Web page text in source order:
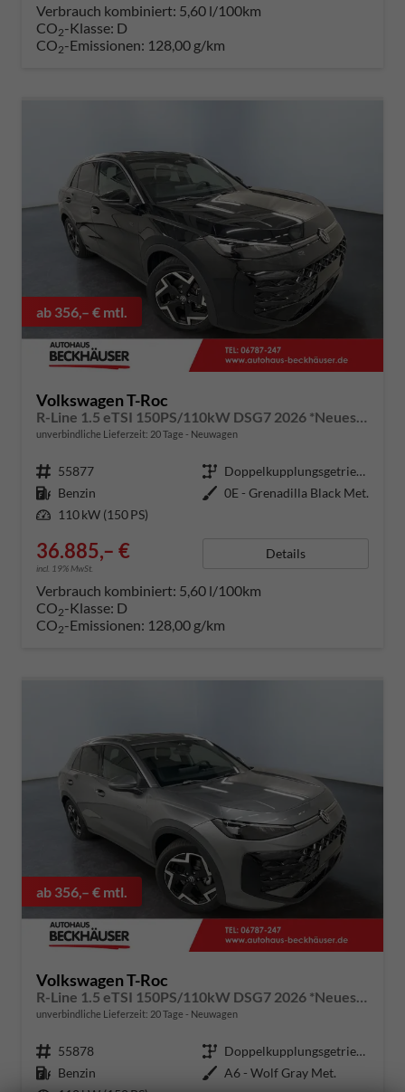
Verbrauch kombiniert: 5,60 l/100km
CO2-Klasse: D
CO2-Emissionen: 128,00 g/km
ab 356,– € mtl.
Volkswagen T-Roc
R-Line 1.5 eTSI 150PS/110kW DSG7 2026 *Neues Modell* | +AHK+PARK ASSIST PLUS+18"ALU
unverbindliche Lieferzeit: 20 Tage Neuwagen
Fahrzeugnummer 55877 Getriebe
Doppelkupplungsgetriebe (DSG)
Kraftstoff Benzin Außenfarbe 0E - Grenadilla Black Met.
Leistung 110 kW (150 PS)
36.885,– €
incl. 19% MwSt.
Details
Verbrauch kombiniert: 5,60 l/100km
CO2-Klasse: D
CO2-Emissionen: 128,00 g/km
ab 356,– € mtl.
Volkswagen T-Roc
R-Line 1.5 eTSI 150PS/110kW DSG7 2026 *Neues Modell* | +AHK+18"ALU+PARK ASSIST PLUS
unverbindliche Lieferzeit: 20 Tage Neuwagen
Fahrzeugnummer 55878 Getriebe
Doppelkupplungsgetriebe (DSG)
Kraftstoff Benzin Außenfarbe A6 - Wolf Gray Met.